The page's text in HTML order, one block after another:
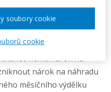
poskytovatelem
všemi náležitostmi, ze
dlouhodobá ztráta
V případě tohoto
nemá nárok na
nárok na náhradu
měsíčního výdělku
cookie
soubory cookie